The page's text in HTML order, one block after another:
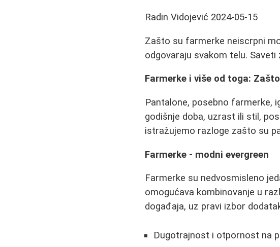
Radin Vidojević 2024-05-15
Zašto su farmerke neiscrpni
odgovaraju svakom telu.
Farmerke i više od toga:
Pantalone, posebno farmerke,
godišnje doba, uzrast ili stil,
istražujemo razloge zašto su
Farmerke - modni evergreen
Farmerke su nedvosmisleno
omogućava kombinovanje u
događaja, uz pravi izbor
Dugotrajnost i otpornost na